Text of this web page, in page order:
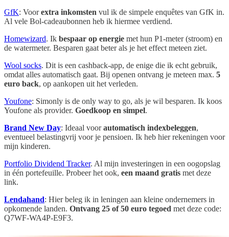
GfK: Voorextra inkomsten vul ik de simpele enquêtes van GfK in.
Al vele Bol-cadeaubonnen heb ik hiermee verdiend.
Homewizard. Ik bespaar op energie met hun P1-meter (stroom) en
de watermeter. Besparen gaat beter als je het effect meteen ziet.
Wool socks. Dit is een cashback-app, de enige die ik echt gebruik,
omdat alles automatisch gaat. Bij openen ontvang je meteen max. 5
euro back, op aankopen uit het verleden.
Youfone: Simonly is de only way to go, als je wil besparen. Ik koos
Youfone als provider. Goedkoop en simpel.
Brand New Day: Ideaal voorautomatisch indexbeleggen,
eventueel belastingvrij voor je pensioen. Ik heb hier rekeningen voor
mijn kinderen.
Portfolio Dividend Tracker. Al mijn investeringen in een oogopslag
in één portefeuille. Probeer het ook, een maand gratis met deze
link.
Lendahand: Hier beleg ik in leningen aan kleine ondernemers in
opkomende landen. Ontvang 25 of 50 euro tegoed met deze code:
Q7WF-WA4P-E9F3.